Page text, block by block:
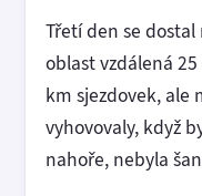
Třetí den se dostal
oblast vzdálená
km sjezdovek, ale
vyhovovaly, když
nahoře, nebyla